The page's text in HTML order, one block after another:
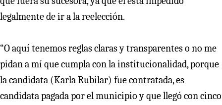
legalmente de ir a la reelección.
“O aquí tenemos reglas claras y transparentes o no me
pidan a mí que cumpla con la institucionalidad, porque
la candidata (Karla Rubilar) fue contratada, es
candidata pagada por el municipio y que llegó con cinco